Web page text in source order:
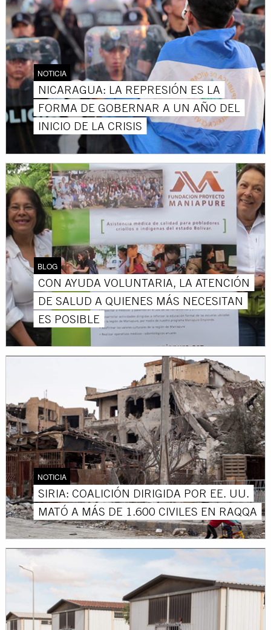
NOTICIA
NICARAGUA: LA REPRESIÓN ES LA
FORMA DE GOBERNAR A UN AÑO DEL
INICIO DE LA CRISIS
BLOG
CON AYUDA VOLUNTARIA, LA ATENCIÓN
DE SALUD A QUIENES MÁS NECESITAN
ES POSIBLE
NOTICIA
SIRIA: COALICIÓN DIRIGIDA POR EE. UU.
MATÓ A MÁS DE 1.600 CIVILES EN RAQQA